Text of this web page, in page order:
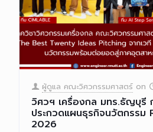
ผู้ดูแล คณะวิศวกรรมศาสตร์ on
วิศวฯ เครื่องกล มทร.ธัญบุรี
ประกวดแผนธุรกิจนวัตกรรม
2026